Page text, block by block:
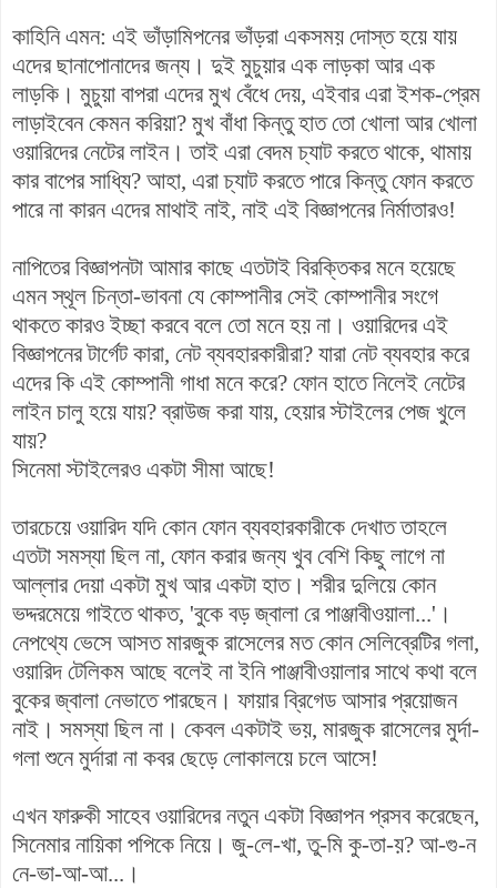
কাহিনি এমন: এই ভাঁড়ামিপনের ভাঁড়রা একসময় দোস্ত হয়ে যায়
এদের ছানাপোনাদের জন্য। দুই মুচুয়ার এক লাড়কা আর এক
লাড়কি। মুচুয়া বাপরা এদের মুখ বেঁধে দেয়, এইবার এরা ইশক-প্রেম
লাড়াইবেন কেমন করিয়া? মুখ বাঁধা কিন্তু হাত তো খোলা আর খোলা
ওয়ারিদের নেটের লাইন। তাই এরা বেদম চ্যাট করতে থাকে, থামায়
কার বাপের সাধ্যি? আহা, এরা চ্যাট করতে পারে কিন্তু ফোন করতে
পারে না কারন এদের মাথাই নাই, নাই এই বিজ্ঞাপনের নির্মাতারও!
নাপিতের বিজ্ঞাপনটা আমার কাছে এতটাই বিরক্তিকর মনে হয়েছে
এমন স্থূল চিন্তা-ভাবনা যে কোম্পানীর সেই কোম্পানীর সংগে
থাকতে কারও ইচ্ছা করবে বলে তো মনে হয় না। ওয়ারিদের এই
বিজ্ঞাপনের টার্গেট কারা, নেট ব্যবহারকারীরা? যারা নেট ব্যবহার করে
এদের কি এই কোম্পানী গাধা মনে করে? ফোন হাতে নিলেই নেটের
লাইন চালু হয়ে যায়? ব্রাউজ করা যায়, হেয়ার স্টাইলের পেজ খুলে
যায়?
সিনেমা স্টাইলেরও একটা সীমা আছে!
তারচেয়ে ওয়ারিদ যদি কোন ফোন ব্যবহারকারীকে দেখাত তাহলে
এতটা সমস্যা ছিল না, ফোন করার জন্য খুব বেশি কিছু লাগে না
আল্লার দেয়া একটা মুখ আর একটা হাত। শরীর দুলিয়ে কোন
ভদ্দরমেয়ে গাইতে থাকত, 'বুকে বড় জ্বালা রে পাঞ্জাবীওয়ালা...'।
নেপথ্যে ভেসে আসত মারজুক রাসেলের মত কোন সেলিব্রেটির গলা,
ওয়ারিদ টেলিকম আছে বলেই না ইনি পাঞ্জাবীওয়ালার সাথে কথা বলে
বুকের জ্বালা নেভাতে পারছেন। ফায়ার ব্রিগেড আসার প্রয়োজন
নাই। সমস্যা ছিল না। কেবল একটাই ভয়, মারজুক রাসেলের মুর্দা-
গলা শুনে মুর্দারা না কবর ছেড়ে লোকালয়ে চলে আসে!
এখন ফারুকী সাহেব ওয়ারিদের নতুন একটা বিজ্ঞাপন প্রসব করেছেন,
সিনেমার নায়িকা পপিকে নিয়ে। জু-লে-খা, তু-মি কু-তা-য়? আ-গু-ন
নে-ভা-আ-আ...।